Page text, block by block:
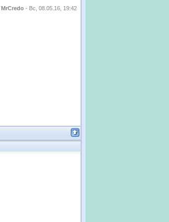
MrCredo - Вс, 08.05.16, 19:42